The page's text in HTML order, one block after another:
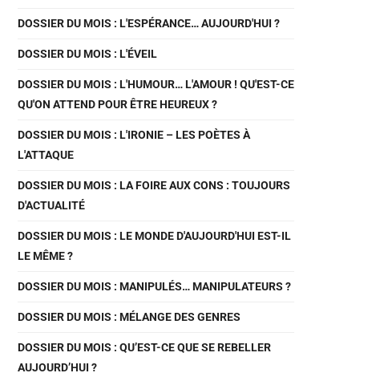
DOSSIER DU MOIS : L'ESPÉRANCE… AUJOURD'HUI ?
DOSSIER DU MOIS : L'ÉVEIL
DOSSIER DU MOIS : L'HUMOUR… L'AMOUR ! QU'EST-CE
QU'ON ATTEND POUR ÊTRE HEUREUX ?
DOSSIER DU MOIS : L'IRONIE – LES POÈTES À
L'ATTAQUE
DOSSIER DU MOIS : LA FOIRE AUX CONS : TOUJOURS
D'ACTUALITÉ
DOSSIER DU MOIS : LE MONDE D'AUJOURD'HUI EST-IL
LE MÊME ?
DOSSIER DU MOIS : MANIPULÉS… MANIPULATEURS ?
DOSSIER DU MOIS : MÉLANGE DES GENRES
DOSSIER DU MOIS : QU’EST-CE QUE SE REBELLER
AUJOURD’HUI ?